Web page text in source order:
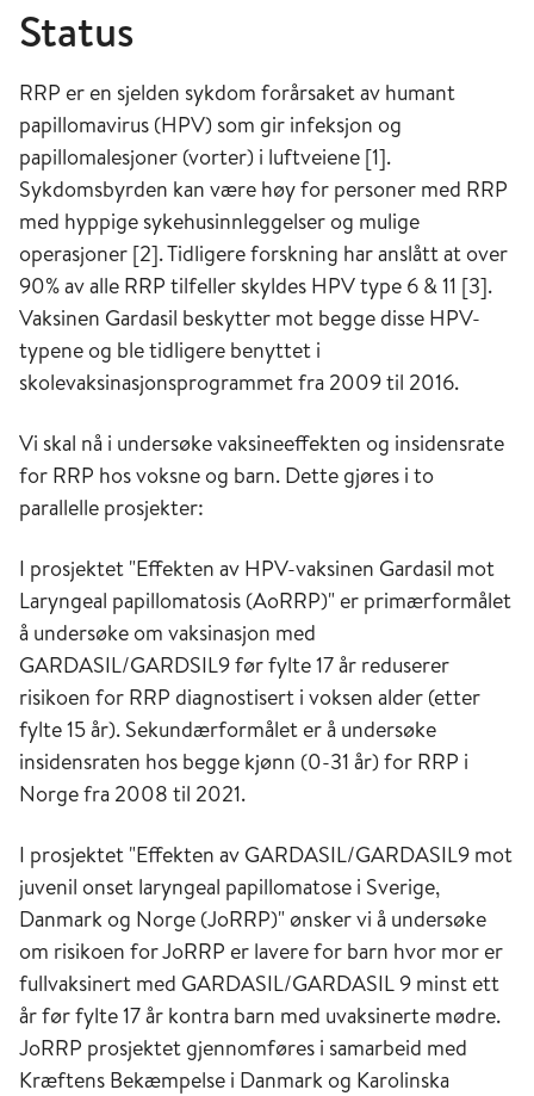
Status
RRP er en sjelden sykdom forårsaket av humant
papillomavirus (HPV) som gir infeksjon og
papillomalesjoner (vorter) i luftveiene [1].
Sykdomsbyrden kan være høy for personer med RRP
med hyppige sykehusinnleggelser og mulige
operasjoner [2]. Tidligere forskning har anslått at over
90% av alle RRP tilfeller skyldes HPV type 6 & 11 [3].
Vaksinen Gardasil beskytter mot begge disse HPV-
typene og ble tidligere benyttet i
skolevaksinasjonsprogrammet fra 2009 til 2016.
Vi skal nå i undersøke vaksineeffekten og insidensrate
for RRP hos voksne og barn. Dette gjøres i to
parallelle prosjekter:
I prosjektet "Effekten av HPV-vaksinen Gardasil mot
Laryngeal papillomatosis (AoRRP)" er primærformålet
å undersøke om vaksinasjon med
GARDASIL/GARDSIL9 før fylte 17 år reduserer
risikoen for RRP diagnostisert i voksen alder (etter
fylte 15 år). Sekundærformålet er å undersøke
insidensraten hos begge kjønn (0-31 år) for RRP i
Norge fra 2008 til 2021.
I prosjektet "Effekten av GARDASIL/GARDASIL9 mot
juvenil onset laryngeal papillomatose i Sverige,
Danmark og Norge (JoRRP)" ønsker vi å undersøke
om risikoen for JoRRP er lavere for barn hvor mor er
fullvaksinert med GARDASIL/GARDASIL 9 minst ett
år før fylte 17 år kontra barn med uvaksinerte mødre.
JoRRP prosjektet gjennomføres i samarbeid med
Kræftens Bekæmpelse i Danmark og Karolinska